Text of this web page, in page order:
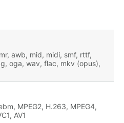
awb, mid, midi, smf, rttf,
oga, wav, flac, mkv (opus),
MPEG2, H.263, MPEG4,
AV1